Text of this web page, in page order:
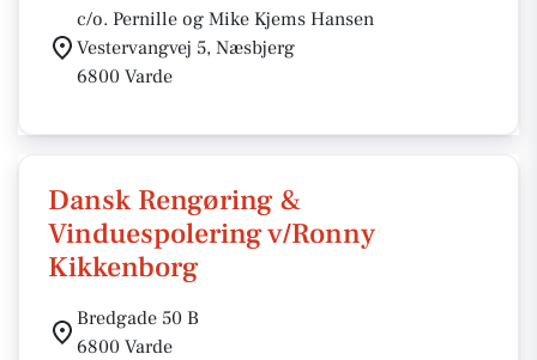
c/o. Pernille og Mike Kjems Hansen
Vestervangvej 5, Næsbjerg
6800 Varde
Dansk Rengøring &
Vinduespolering v/Ronny
Kikkenborg
Bredgade 50 B
6800 Varde